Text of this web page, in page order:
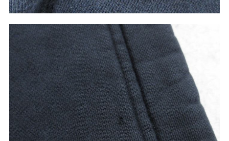
会社概要
店舗一覧
古着卸売
特定商取引法に基づく表示
プライバシーポリシー
お問い合わせ